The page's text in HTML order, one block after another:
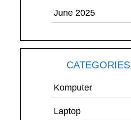
June 2025
CATEGORIES
Komputer
Laptop